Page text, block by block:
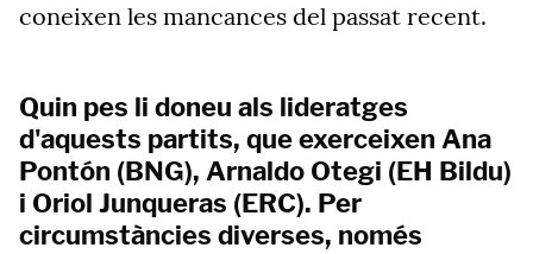
coneixen les mancances del passat recent.
Quin pes li doneu als lideratges
d'aquests partits, que exerceixen Ana
Pontón (BNG), Arnaldo Otegi (EH Bildu)
i Oriol Junqueras (ERC). Per
circumstàncies diverses, només